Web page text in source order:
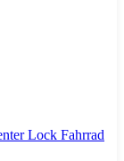
Lock Fahrrad